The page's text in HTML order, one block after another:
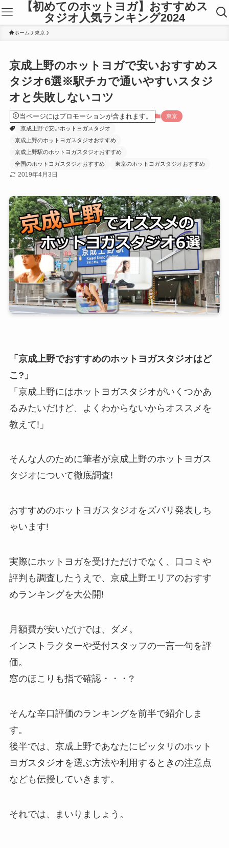
【初めてのホットヨガ】おすすめス
タジオ人気ランキング2024
ホーム 東京
京成上野のホットヨガで安いおすすめス
タジオ6選※駅チカで通いやすいスタジ
オと失敗しないコツ
当ページにはプロモーションが含まれます。
東京
京成上野で安いホットヨガスタジオ
京成上野のホットヨガスタジオおすすめ
京成上野駅のホットヨガスタジオおすすめ
全国のホットヨガスタジオおすすめ
東京のホットヨガスタジオおすすめ
2019年4月3日
「京成上野でおすすめのホットヨガスタジオはど
こ?」
「京成上野にはホットヨガスタジオがいくつかあ
るみたいだけど、よくわからないからオススメを
教えて!」
そんな人のために筆者が京成上野のホットヨガス
タジオについて徹底調査!
おすすめのホットヨガスタジオをズバリ発表しち
ゃいます!
実際にホットヨガを受けただけでなく、口コミや
評判も調査したうえで、京成上野エリアのおすす
めランキングを大公開!
月額費が安いだけでは、ダメ。
インストラクターや受付スタッフの一言一句を評
価。
窓のほこりも指で確認・・・?
そんな辛口評価のランキングを前半で紹介しま
す。
後半では、京成上野であなたにピッタリのホット
ヨガスタジオを選ぶ方法や利用するときの注意点
なども伝授していきます。
それでは、まいりましょう。